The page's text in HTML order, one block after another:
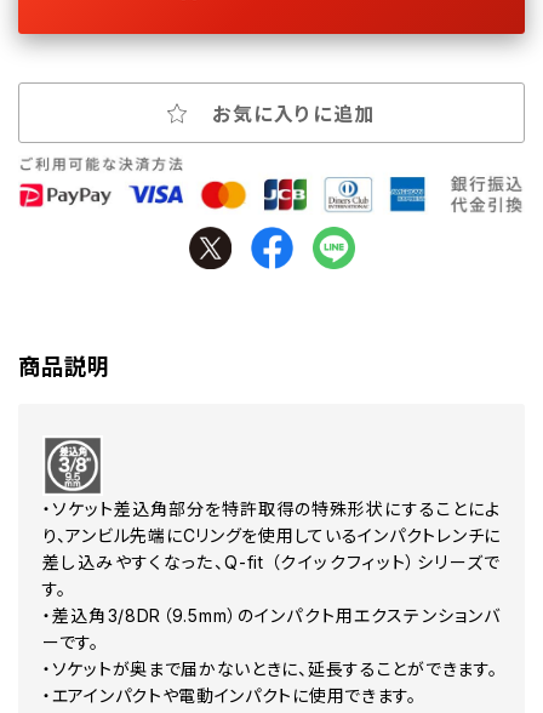
お気に入りに追加
商品説明
・ソケット差込角部分を特許取得の特殊形状にすることによ
り、アンビル先端にCリングを使用しているインパクトレンチに
差し込みやすくなった、Q-fit （クイックフィット）シリーズで
す。
・差込角3/8DR（9.5mm）のインパクト用エクステンションバ
ーです。
・ソケットが奥まで届かないときに、延長することができます。
・エアインパクトや電動インパクトに使用できます。